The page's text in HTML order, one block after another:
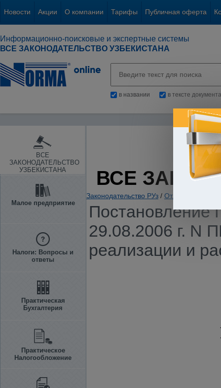
Новости Акции О компании Тарифы Публичная оферта
Информационно-поисковые и экспертные системы
ВСЕ ЗАКОНОДАТЕЛЬСТВО УЗБЕКИСТАНА
в названии в тексте документа
ВСЕ
ЗАКОНОДАТЕЛЬСТВО
УЗБЕКИСТАНА
Малое предприятие
Налоги: Вопросы и
ответы
Практическая
Бухгалтерия
Практическое
Налогообложение
ВСЕ
Законодательство РУз / Отдельные
Постановление
29.08.2006 г. N
реализации и